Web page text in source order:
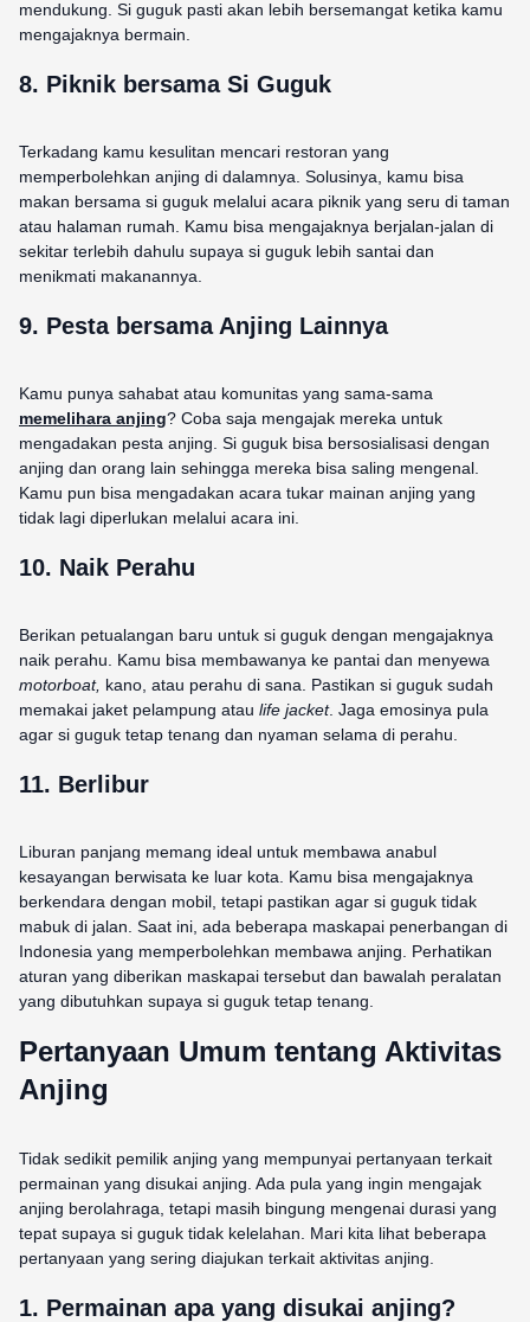
mendukung. Si guguk pasti akan lebih bersemangat ketika kamu
mengajaknya bermain.
8. Piknik bersama Si Guguk
Terkadang kamu kesulitan mencari restoran yang
memperbolehkan anjing di dalamnya. Solusinya, kamu bisa
makan bersama si guguk melalui acara piknik yang seru di taman
atau halaman rumah. Kamu bisa mengajaknya berjalan-jalan di
sekitar terlebih dahulu supaya si guguk lebih santai dan
menikmati makanannya.
9. Pesta bersama Anjing Lainnya
Kamu punya sahabat atau komunitas yang sama-sama
memelihara anjing? Coba saja mengajak mereka untuk
mengadakan pesta anjing. Si guguk bisa bersosialisasi dengan
anjing dan orang lain sehingga mereka bisa saling mengenal.
Kamu pun bisa mengadakan acara tukar mainan anjing yang
tidak lagi diperlukan melalui acara ini.
10. Naik Perahu
Berikan petualangan baru untuk si guguk dengan mengajaknya
naik perahu. Kamu bisa membawanya ke pantai dan menyewa
motorboat, kano, atau perahu di sana. Pastikan si guguk sudah
memakai jaket pelampung atau life jacket. Jaga emosinya pula
agar si guguk tetap tenang dan nyaman selama di perahu.
11. Berlibur
Liburan panjang memang ideal untuk membawa anabul
kesayangan berwisata ke luar kota. Kamu bisa mengajaknya
berkendara dengan mobil, tetapi pastikan agar si guguk tidak
mabuk di jalan. Saat ini, ada beberapa maskapai penerbangan di
Indonesia yang memperbolehkan membawa anjing. Perhatikan
aturan yang diberikan maskapai tersebut dan bawalah peralatan
yang dibutuhkan supaya si guguk tetap tenang.
Pertanyaan Umum tentang Aktivitas
Anjing
Tidak sedikit pemilik anjing yang mempunyai pertanyaan terkait
permainan yang disukai anjing. Ada pula yang ingin mengajak
anjing berolahraga, tetapi masih bingung mengenai durasi yang
tepat supaya si guguk tidak kelelahan. Mari kita lihat beberapa
pertanyaan yang sering diajukan terkait aktivitas anjing.
1. Permainan apa yang disukai anjing?